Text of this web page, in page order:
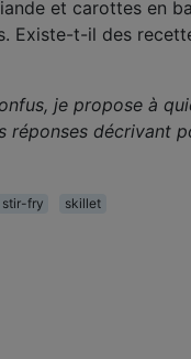
et carottes en
Existe-t-il des
je propose à
réponses décrivant
stir-fry skillet